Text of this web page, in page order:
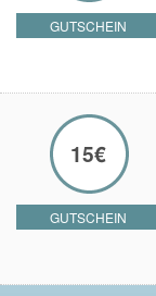
GUTSCHEIN
15€
GUTSCHEIN